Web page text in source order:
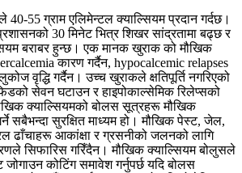
55 ग्राम एलिमेन्टल क्याल्सियम प्रदान गर्दछ।
30 मिनेट भित्र शिखर सांद्रतामा बढ्छ र
बराबर हुन्छ। एक मानक खुराक को मौखिक
कारण गर्दैन, hypocalcemic relapses
वृद्धि गर्दैन। उच्च खुराकले क्षतिपूर्ति नगरिएको
सेवन घटाउन र हाइपोकाल्सेमिक रिलेप्सको
क्याल्सियमको बोलस सूत्रहरू मौखिक
सबैभन्दा सुरक्षित माध्यम हो। मौखिक पेस्ट, जेल,
ढाँचाहरू आकांक्षा र ग्रसनीको जलनको लागि
सिफारिस गरिँदैन। मौखिक क्याल्सियम बोलुसले
जोगाउन कोटिंग समावेश गर्नुपर्छ यदि बोलस